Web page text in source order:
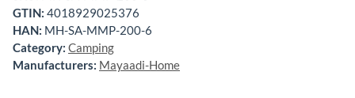
GTIN: 4018929025376
HAN: MH-SA-MMP-200-6
Category: Camping
Manufacturers: Mayaadi-Home